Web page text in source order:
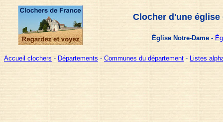
Clocher d'une
Église Notre-Dame -
Accueil clochers - Départements - Communes du département - Listes